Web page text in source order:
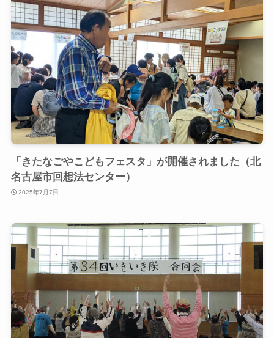
「きたなごやこどもフェスタ」が開催されました（北
名古屋市回想法センター）
2025年7月7日